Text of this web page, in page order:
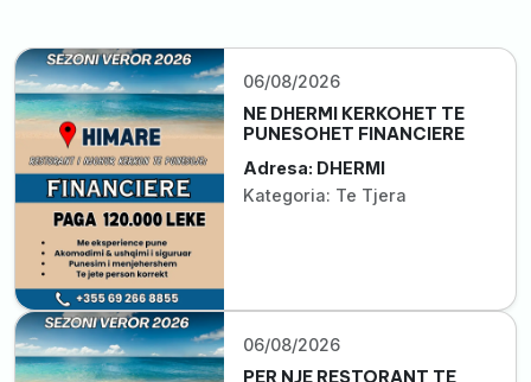
06/08/2026
NE DHERMI KERKOHET TE
PUNESOHET FINANCIERE
Adresa: DHERMI
Kategoria: Te Tjera
06/08/2026
PER NJE RESTORANT TE